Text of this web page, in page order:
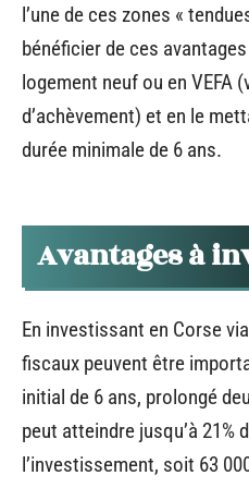
l’une de ces zones «
bénéficier de ces
logement neuf ou en VEFA
d’achèvement) et en le
durée minimale de 6 ans.
Avantages à
En investissant en Corse
fiscaux peuvent être
initial de 6 ans, prolongé
peut atteindre jusqu’à 21%
l’investissement, soit 63